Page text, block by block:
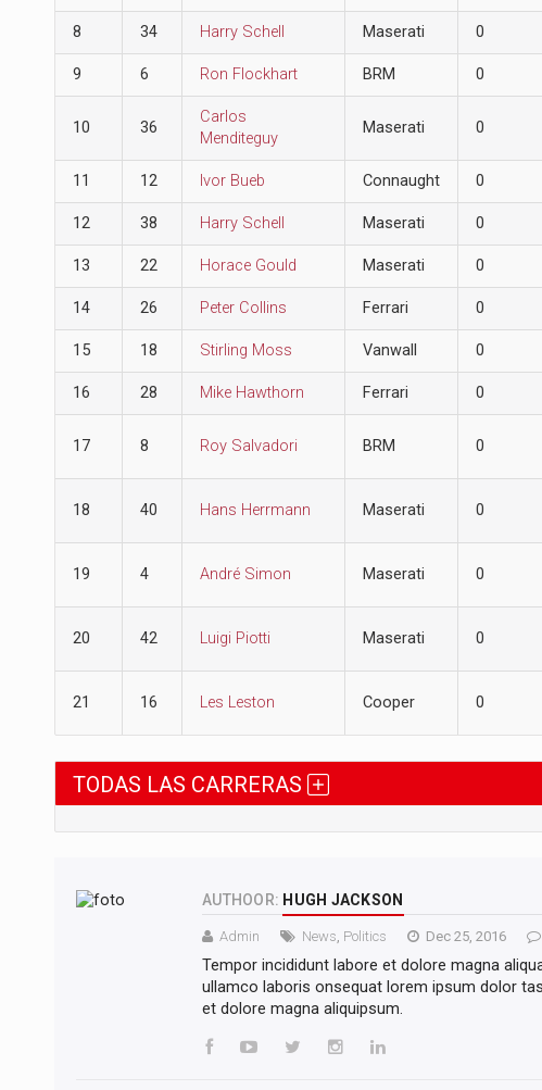
8 34 Harry Schell Maserati 0
9 6 Ron Flockhart BRM 0
10 36
Carlos
Menditeguy
Maserati 0
11 12 Ivor Bueb Connaught 0
12 38 Harry Schell Maserati 0
13 22 Horace Gould Maserati 0
14 26 Peter Collins Ferrari 0
15 18 Stirling Moss Vanwall 0
16 28 Mike Hawthorn Ferrari 0
17 8 Roy Salvadori BRM 0
18 40 Hans Herrmann Maserati 0
19 4 André Simon Maserati 0
20 42 Luigi Piotti Maserati 0
21 16 Les Leston Cooper 0
TODAS LAS CARRERAS
AUTHOOR: HUGH JACKSON
Admin News, Politics Dec 25, 2016
Tempor incididunt labore et dolore magna
ullamco laboris onsequat lorem ipsum dolor
et dolore magna aliquipsum.